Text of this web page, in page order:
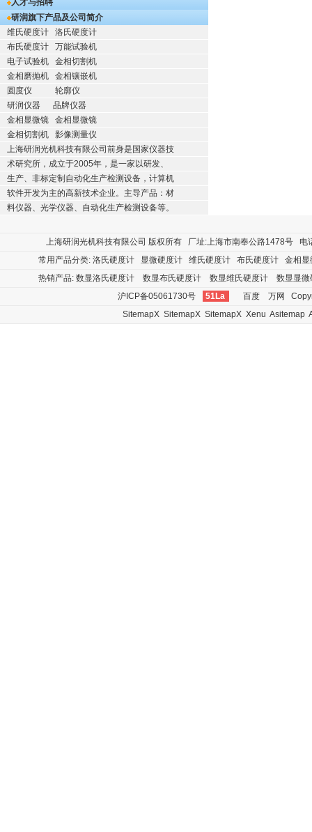
人才与招聘
研润旗下产品及公司简介
维氏硬度计
洛氏硬度计
布氏硬度计
万能试验机
电子试验机
金相切割机
金相磨抛机
金相镶嵌机
圆度仪
轮廓仪
研润仪器
品牌仪器
金相显微镜
金相显微镜
金相切割机
影像测量仪
上海研润光机科技有限公司前身是国家仪器技
术研究所，成立于2005年，是一家以研发、
生产、非标定制自动化生产检测设备，计算机
软件开发为主的高新技术企业。主导产品：材
料仪器、光学仪器、自动化生产检测设备等。
上海研润光机科技有限公司 版权所有 厂址:上海市南奉公路1478号
常用产品分类: 洛氏硬度计 显微硬度计 维氏硬度计 布氏硬度计
金相显
热销产品: 数显洛氏硬度计 数显布氏硬度计 数显维氏硬度计
数显显微
沪ICP备05061730号
51La 百度 万网
SitemapX SitemapX SitemapX Xenu Asitemap